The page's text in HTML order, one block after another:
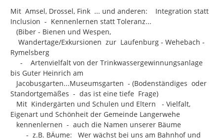
Mit  Amsel, Drossel, Fink  ... und anderen:    Integration statt
Inclusion  -  Kennenlernen statt Toleranz...
Rymelsberg
bis Guter Heinrich am
Standortgemäßes  -  das ist eine tiefe  Frage)
Eigenart und Schönheit der Gemeinde Langerwehe